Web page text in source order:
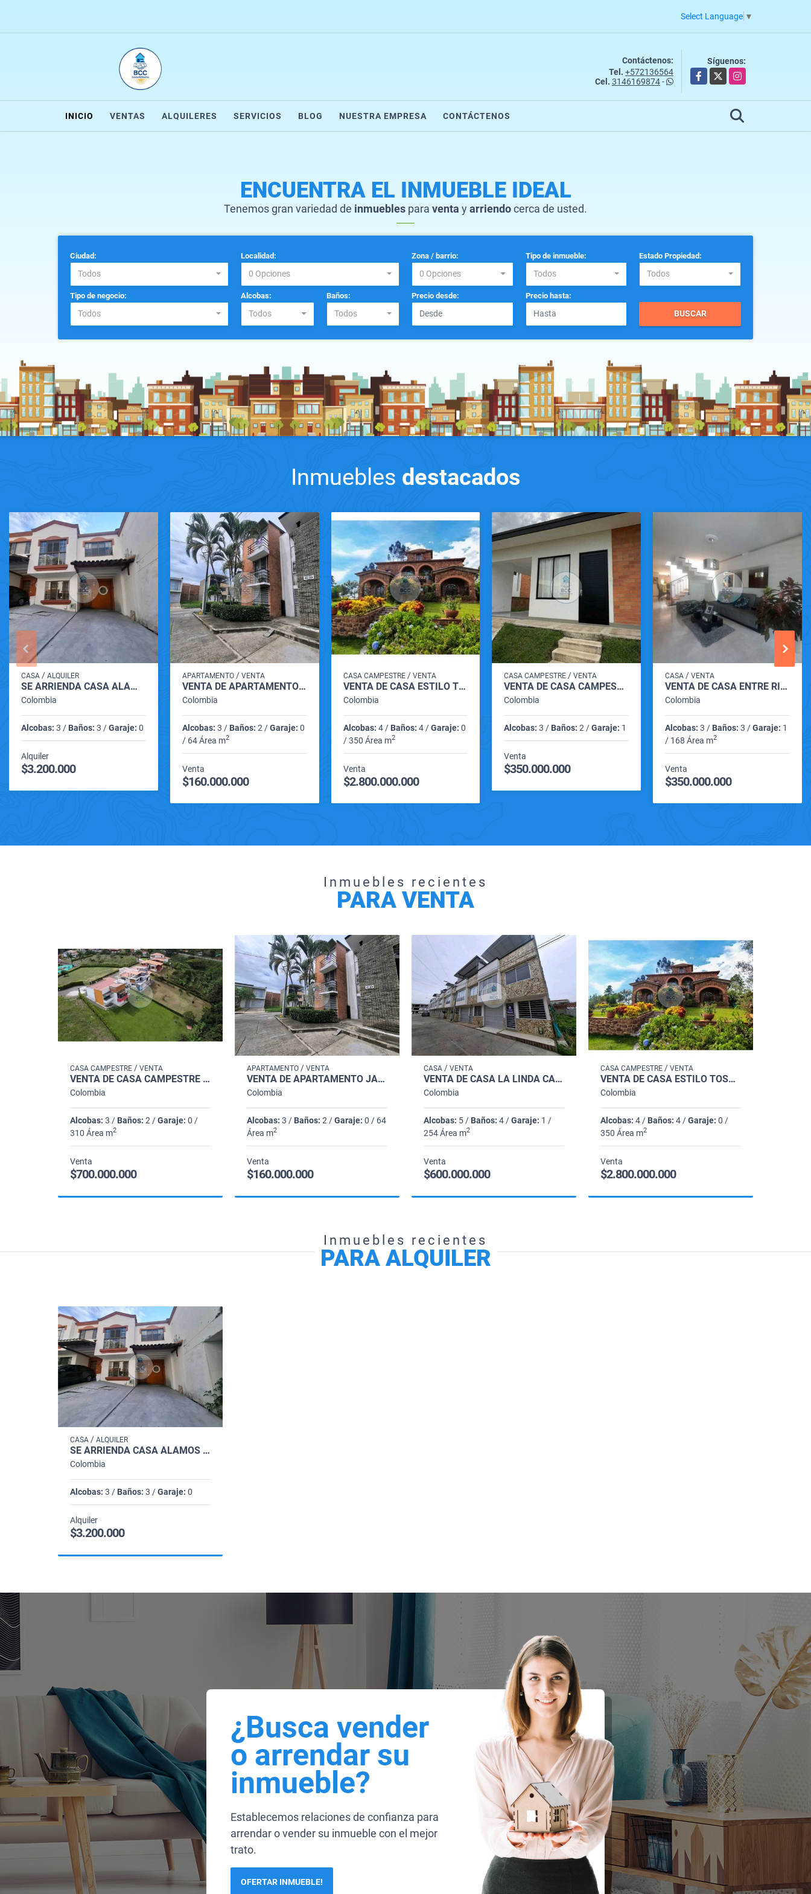
Select Language ▼
Contáctenos:
Tel. +572136564
Cel. 3146169874-
Síguenos:
Facebook
X Instagram
INICIO VENTAS ALQUILERES SERVICIOS BLOG NUESTRA EMPRESA CONTÁCTENOS
ENCUENTRA EL INMUEBLE IDEAL
Tenemos gran variedad de inmuebles para venta y arriendocerca de usted.
Ciudad:
Todos
Localidad:
0 Opciones
Zona / barrio:
0 Opciones
Tipo de inmueble:
Todos
Estado Propiedad:
Todos
Tipo de negocio:
Todos
Alcobas:
Todos
Baños:
Todos
Precio desde: Precio hasta:
BUSCAR
Inmuebles destacados
CASA / ALQUILER
SE ARRIENDA CASA ALAMOS PEREIRA RISARALDA
Colombia
Alcobas: 3 / Baños: 3 /Garaje: 0
Alquiler
$3.200.000
APARTAMENTO/ VENTA
VENTA DE APARTAMENTO JARDINES DE SANTA MARIA CARTAGO VALLE
Colombia
Alcobas: 3 / Baños: 2 /Garaje: 0
/ 64 Área m2
Venta
$160.000.000
CASA CAMPESTRE/ VENTA
VENTA DE CASA ESTILO TOSCANO ITALIANO MESA DE LOS SANTOS SANTANDER
Colombia
Alcobas: 4 / Baños: 4 /Garaje: 0
/ 350 Área m2
Venta
$2.800.000.000
CASA CAMPESTRE /VENTA
VENTA DE CASA CAMPESTRE VILLA ESTAMPA VIA CARTAGO - ANSERMANUEVO
Colombia
Alcobas: 3 / Baños: 2 /Garaje: 1
Venta
$350.000.000
CASA /VENTA
VENTA DE CASA ENTRE RIOS CARTAGO VALLE
Colombia
Alcobas: 3 / Baños: 3 /Garaje: 1
/ 168 Área m2
Venta
$350.000.000
Inmuebles recientes
PARA VENTA
CASA CAMPESTRE / VENTA
VENTA DE CASA CAMPESTRE ALCALA - QUIMBAYA
Colombia
Alcobas: 3 / Baños: 2 /Garaje: 0 /
310 Área m2
Venta
$700.000.000
APARTAMENTO / VENTA
VENTA DE APARTAMENTO JARDINES DE SANTA MARIA CARTAGO VALLE
Colombia
Alcobas: 3 / Baños: 2 /Garaje: 0 / 64
Área m2
Venta
$160.000.000
CASA / VENTA
VENTA DE CASA LA LINDA CARTAGO VALLE
Colombia
Alcobas: 5 / Baños: 4 /Garaje: 1 /
254 Área m2
Venta
$600.000.000
CASA CAMPESTRE / VENTA
VENTA DE CASA ESTILO TOSCANO ITALIANO MESA DE LOS SANTOS SANTANDER
Colombia
Alcobas: 4 / Baños: 4 /Garaje: 0 /
350 Área m2
Venta
$2.800.000.000
Inmuebles recientes
PARA ALQUILER
CASA / ALQUILER
SE ARRIENDA CASA ALAMOS PEREIRA RISARALDA
Colombia
Alcobas: 3 / Baños: 3 /Garaje: 0
Alquiler
$3.200.000
¿Busca vender
o arrendar su
inmueble?
Establecemos relaciones de confianza para
arrendar o vender su inmueble con el mejor
trato.
OFERTAR INMUEBLE!